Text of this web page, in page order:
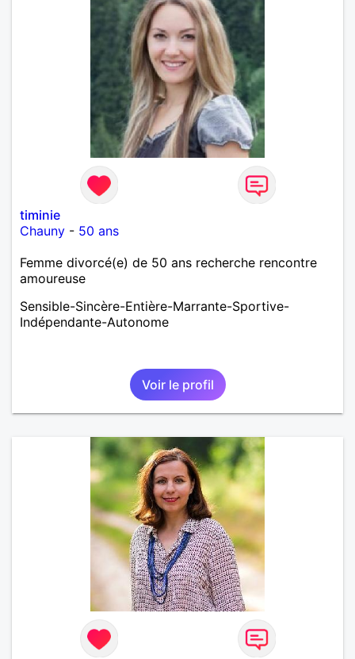
timinie
Chauny - 50 ans
Femme divorcé(e) de 50 ans recherche rencontre
amoureuse
Sensible-Sincère-Entière-Marrante-Sportive-
Indépendante-Autonome
Voir le profil